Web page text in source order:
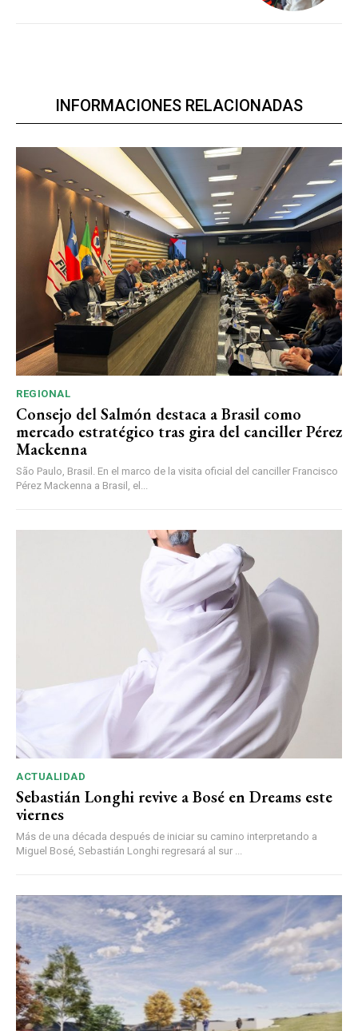
INFORMACIONES RELACIONADAS
REGIONAL
Consejo del Salmón destaca a Brasil como
mercado estratégico tras gira del canciller Pérez
Mackenna
São Paulo, Brasil. En el marco de la visita oficial del canciller Francisco
Pérez Mackenna a Brasil, el...
ACTUALIDAD
Sebastián Longhi revive a Bosé en Dreams este
viernes
Más de una década después de iniciar su camino interpretando a
Miguel Bosé, Sebastián Longhi regresará al sur ...